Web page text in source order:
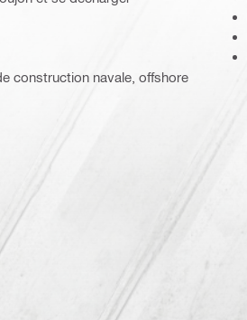
construction navale, offshore